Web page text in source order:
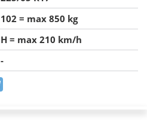
102 = max 850 kg
H = max 210 km/h
-